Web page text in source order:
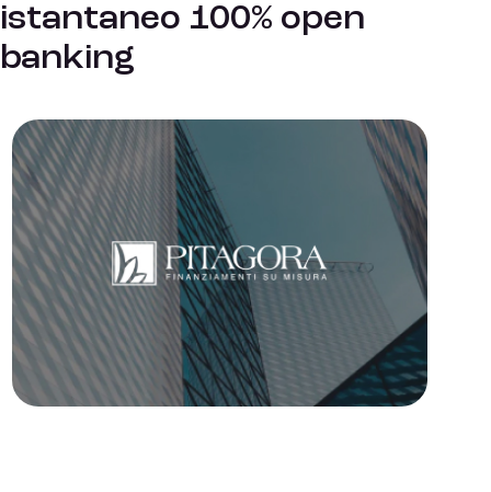
istantaneo 100% open
banking